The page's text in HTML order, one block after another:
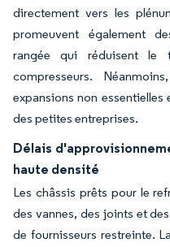
directement vers les
promeuvent également
rangée qui réduisent le
compresseurs.
expansions non
des petites entreprises.
Délais
haute densité
Les châssis prêts pour le
des vannes, des joints et
de fournisseurs restreinte.